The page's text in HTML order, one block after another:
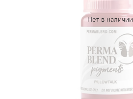
Нет в наличии